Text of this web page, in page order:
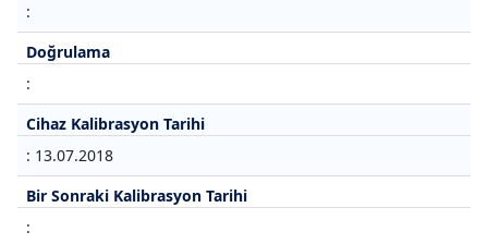
:
Doğrulama
:
Cihaz Kalibrasyon Tarihi
: 13.07.2018
Bir Sonraki Kalibrasyon Tarihi
: